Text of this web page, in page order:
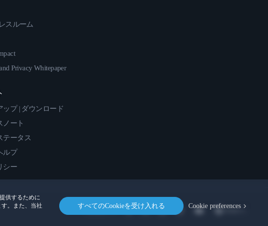
供するために
す。また、当社
すべてのCookieを受け入れる Cookie preferences
スルーム
Privacy Whitepaper
ップ | ダウンロード
ノート
テータス
ルプ
シー
Location